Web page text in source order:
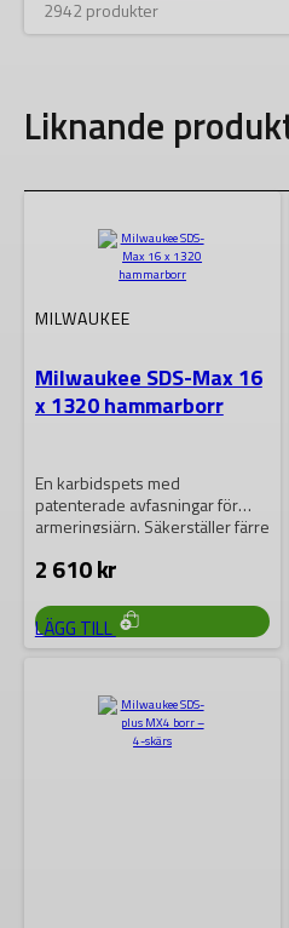
2942 produkter
Liknande
MILWAUKEE
Milwaukee SDS-Max 16
x 1320 hammarborr
En karbidspets med
patenterade avfasningar för
armeringsjärn. Säkerställer färre
borrprestandan vid kontakt…
2 610kr
LÄGG TILL